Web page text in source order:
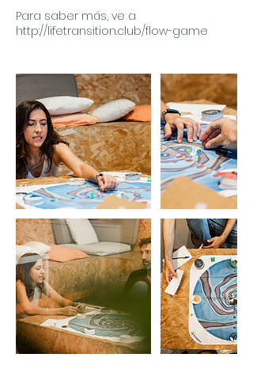
Para saber más, ve a
http://lifetransition.club/flow-game